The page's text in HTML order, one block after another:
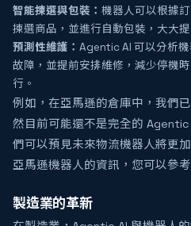
智能揀選與包裝： 機器人可以根據
揀選商品，並進行自動包裝，大大
預測性維護： Agentic AI 可以分析
故障，並提前安排維修，減少停機
行。
例如，在亞馬遜的倉庫中，我們
然目前可能還不是完全的
們可以預見未來物流機器人將更
亞馬遜機器人的資訊，您可以參考
製造業的革新